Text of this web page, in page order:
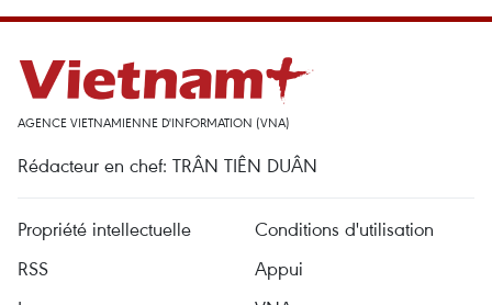
AGENCE VIETNAMIENNE D'INFORMATION (VNA)
Rédacteur en chef: TRÂN TIÊN DUÂN
Propriété intellectuelle
Conditions d'utilisation
RSS
Appui